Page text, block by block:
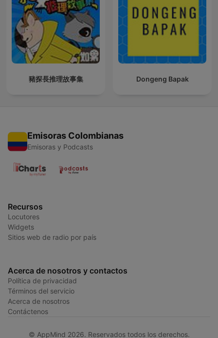
豬探長推理故事集 Dongeng Bapak
Emisoras Colombianas
Emisoras y Podcasts
Recursos
Locutores
Widgets
Sitios web de radio por país
Acerca de nosotros y contactos
Política de privacidad
Términos del servicio
Acerca de nosotros
Contáctenos
© AppMind 2026. Reservados todos los derechos.